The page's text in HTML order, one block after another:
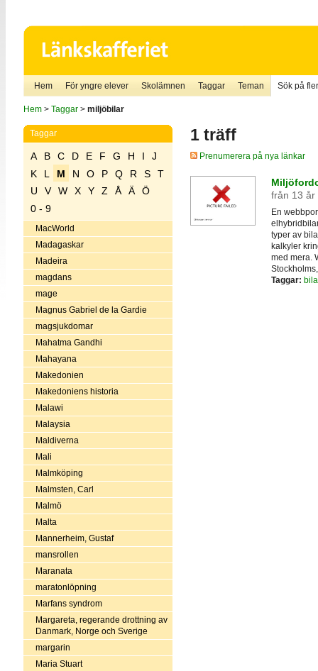
Hem För yngre elever Skolämnen Taggar Teman Sök på
Hem> Taggar> miljöbilar
Taggar
A B C D E F G H I
J
K
L M N O P Q R S
T
U
V W X Y Z Å Ä
Ö
0 - 9
MacWorld
Madagaskar
Madeira
magdans
mage
Magnus Gabriel de la Gardie
magsjukdomar
Mahatma Gandhi
Mahayana
Makedonien
Makedoniens historia
Malawi
Malaysia
Maldiverna
Mali
Malmköping
Malmsten, Carl
Malmö
Malta
Mannerheim, Gustaf
mansrollen
Maranata
maratonlöpning
Marfans syndrom
Margareta, regerande drottning av
Danmark, Norge och Sverige
margarin
Maria Stuart
1 träff
Prenumerera på nya länkar
från 13 år
En
typer av
kalkyler
med mera.
Taggar: